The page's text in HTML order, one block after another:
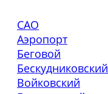
САО
Аэропорт
Беговой
Бескудниковский
Войковский